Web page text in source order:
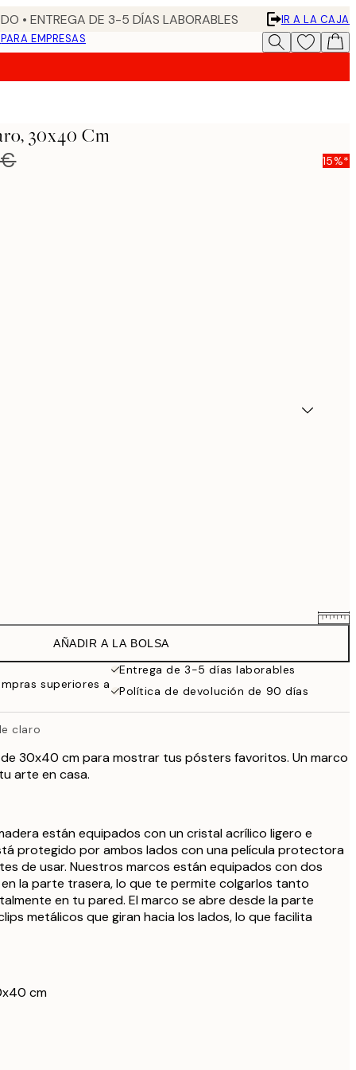
• ENTREGA DE 3-5 DÍAS LABORABLES
IR A LA CAJA
PARA EMPRESAS
30x40 Cm
15%*
26,95 €
39,06 €
AÑADIR A LA BOLSA
Entrega de 3-5 días laborables
superiores a
Política de devolución de 90 días
claro
30x40 cm para mostrar tus pósters favoritos. Un marco
arte en casa.
están equipados con un cristal acrílico ligero e
protegido por ambos lados con una película protectora
de usar. Nuestros marcos están equipados con dos
la parte trasera, lo que te permite colgarlos tanto
en tu pared. El marco se abre desde la parte
metálicos que giran hacia los lados, lo que facilita
cm